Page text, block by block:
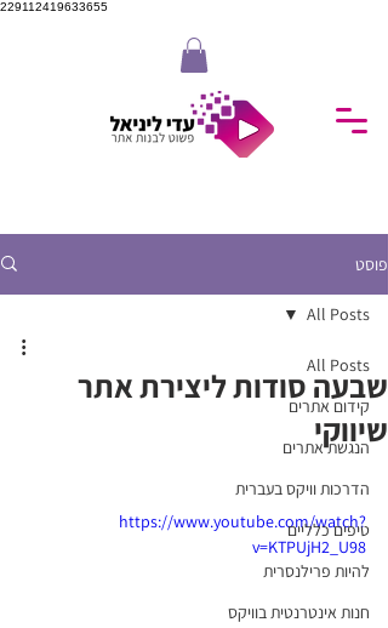
229112419633655
פוסט
All Posts
קידום אתרים
הנגשת אתרים
הדרכות וויקס בעברית
טיפים כלליים
להיות פרילנסרית
חנות אינטרנטית בוויקס
All Posts
שבעה סודות ליצירת אתר
שיווקי
https://www.youtube.com/watch?
v=KTPUjH2_U98